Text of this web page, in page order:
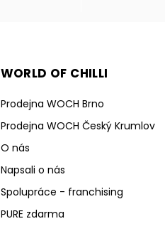
WORLD OF CHILLI
Prodejna WOCH Brno
Prodejna WOCH Český Krumlov
O nás
Napsali o nás
Spolupráce - franchising
PURE zdarma